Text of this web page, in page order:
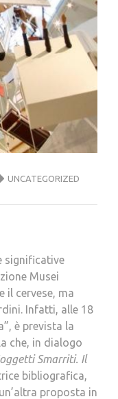
UNCATEGORIZED
significative
Musei
il cervese, ma
Infatti, alle 18
è prevista la
che, in dialogo
Smarriti. Il
bibliografica,
proposta in